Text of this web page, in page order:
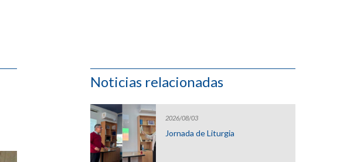
Noticias relacionadas
2026/08/03
Jornada de Liturgia